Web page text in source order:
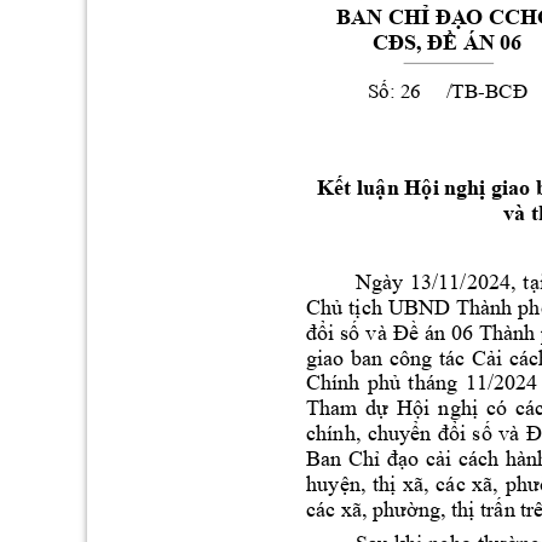
BAN CHỈ ĐẠO
CĐS, ĐỀ ÁN 06
Số:
     /
TB-BCĐ
Kết luận Hội nghị giao
và
Ngày 13/11/2024, tạ
Chủ tịch UBND Thành ph
đổi số và Đề án 06 Thành
giao ban công tác Cải
Chính phủ tháng 11/2024
Tham dự Hội nghị có
chính, chuyển đổi số và
Ban Chỉ đạo cải cách
huyện, thị xã, các xã,
các xã, phường, thị trấn
26